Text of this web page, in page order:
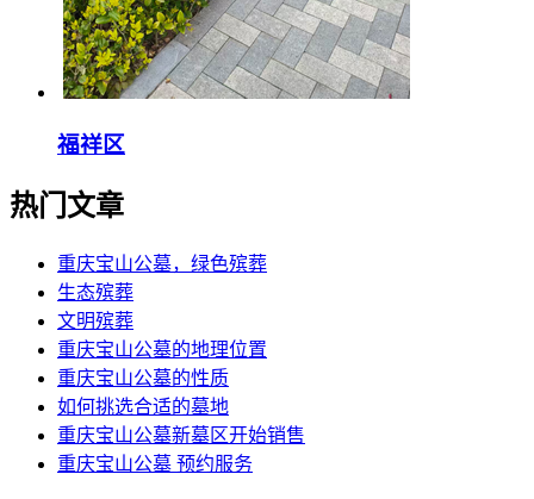
福祥区
热门文章
重庆宝山公墓，绿色殡葬
生态殡葬
文明殡葬
重庆宝山公墓的地理位置
重庆宝山公墓的性质
如何挑选合适的墓地
重庆宝山公墓新墓区开始销售
重庆宝山公墓 预约服务